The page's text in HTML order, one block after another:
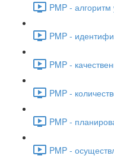
PMP -
PMP -
PMP -
PMP -
PMP -
PMP -